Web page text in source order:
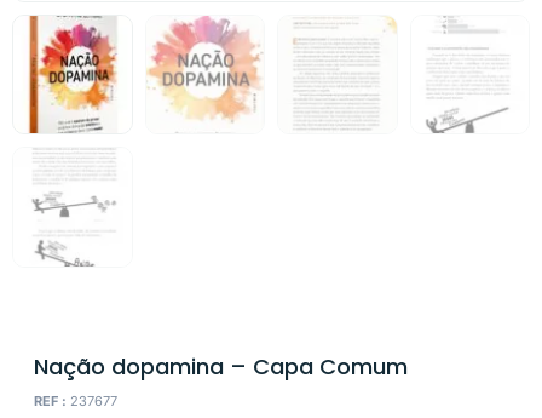
Nação dopamina – Capa Comum
REF : 237677